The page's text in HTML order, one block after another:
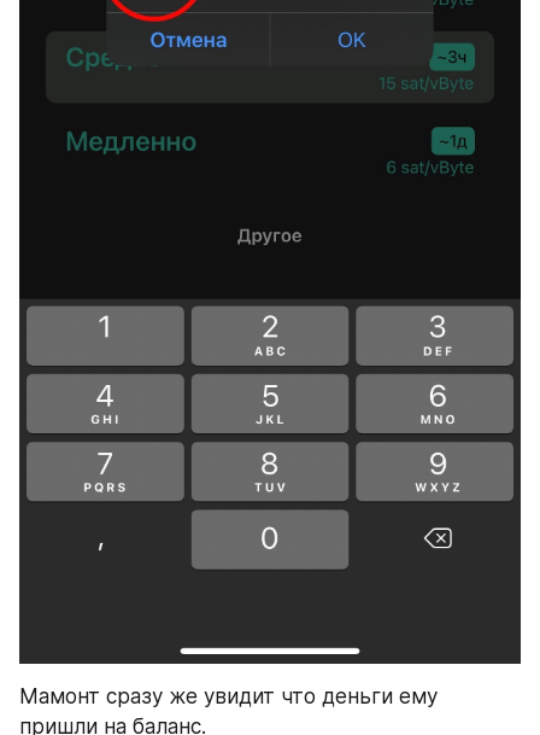
​Мамонт сразу же увидит что деньги ему
пришли на баланс.